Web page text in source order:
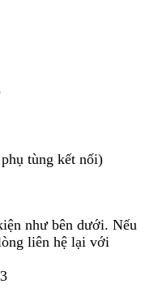
tùng kết nối)
như bên dưới. Nếu
liên hệ lại với